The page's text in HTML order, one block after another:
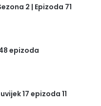
2 | Epizoda 71
epizoda
17 epizoda 11